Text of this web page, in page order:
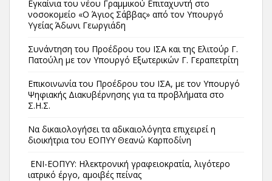
Εγκαίνια του νέου Γραμμικού Επιταχυντή στο
νοσοκομείο «Ο Άγιος Σάββας» από τον Υπουργό
Υγείας Άδωνι Γεωργιάδη
Συνάντηση του Προέδρου του ΙΣΑ και της Ελιτούρ Γ.
Πατούλη με τον Υπουργό Εξωτερικών Γ. Γεραπετρίτη
Επικοινωνία του Προέδρου του ΙΣΑ, με τον Υπουργό
Ψηφιακής Διακυβέρνησης για τα προβλήματα στο
Σ.Η.Σ.
Να δικαιολογήσει τα αδικαιολόγητα επιχειρεί η
διοικήτρια του ΕΟΠΥΥ Θεανώ Καρποδίνη
ΕΝΙ-ΕΟΠΥΥ: Ηλεκτρονική γραφειοκρατία, λιγότερο
ιατρικό έργο, αμοιβές πείνας